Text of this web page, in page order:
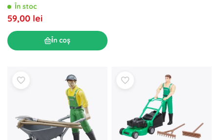
În stoc
59,00 lei
În coș